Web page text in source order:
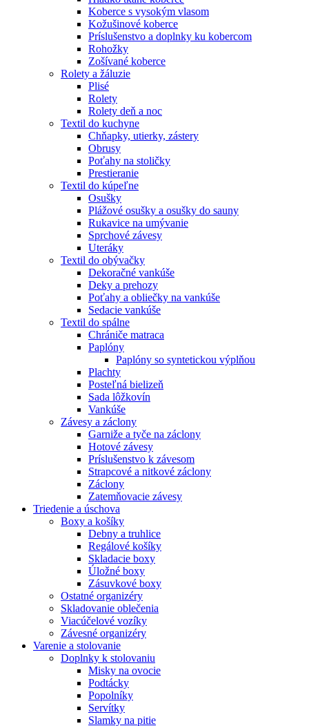
Koberce s vysokým vlasom
Kožušinové koberce
Príslušenstvo a doplnky ku kobercom
Rohožky
Zošívané koberce
Rolety a žáluzie
Plisé
Rolety
Rolety deň a noc
Textil do kuchyne
Chňapky, utierky, zástery
Obrusy
Poťahy na stoličky
Prestieranie
Textil do kúpeľne
Osušky
Plážové osušky a osušky do sauny
Rukavice na umývanie
Sprchové závesy
Uteráky
Textil do obývačky
Dekoračné vankúše
Deky a prehozy
Poťahy a obliečky na vankúše
Sedacie vankúše
Textil do spálne
Chrániče matraca
Paplóny
Paplóny so syntetickou výplňou
Plachty
Posteľná bielizeň
Sada lôžkovín
Vankúše
Závesy a záclony
Garniže a tyče na záclony
Hotové závesy
Príslušenstvo k závesom
Strapcové a nitkové záclony
Záclony
Zatemňovacie závesy
Triedenie a úschova
Boxy a košíky
Debny a truhlice
Regálové košíky
Skladacie boxy
Úložné boxy
Zásuvkové boxy
Ostatné organizéry
Skladovanie oblečenia
Viacúčelové vozíky
Závesné organizéry
Varenie a stolovanie
Doplnky k stolovaniu
Misky na ovocie
Podtácky
Popolníky
Servítky
Slamky na pitie